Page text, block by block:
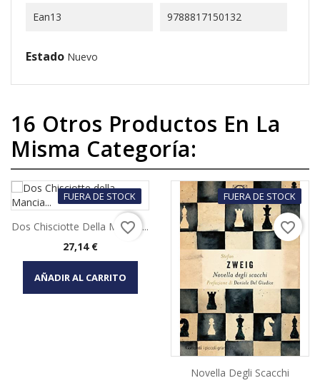
Ean13 9788817150132
Estado Nuevo
16 Otros Productos En La
Misma Categoría:
FUERA DE STOCK
Dos Chisciotte Della Mancia...
Precio
27,14 €
AÑADIR AL CARRITO
favorite_border
FUERA DE STOCK
Novella Degli Scacchi
favorite_border